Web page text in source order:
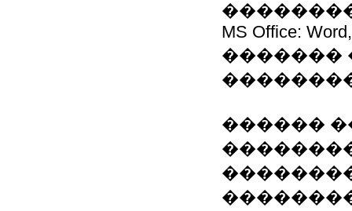
MS Office:
�������
������